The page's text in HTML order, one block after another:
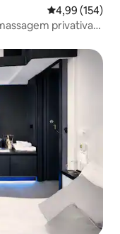
4,99 de uma
4,99 (154)
privativa,